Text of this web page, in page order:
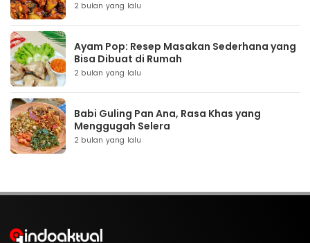
2 bulan yang lalu
Ayam Pop: Resep Masakan Sederhana yang
Bisa Dibuat di Rumah
2 bulan yang lalu
Babi Guling Pan Ana, Rasa Khas yang
Menggugah Selera
2 bulan yang lalu